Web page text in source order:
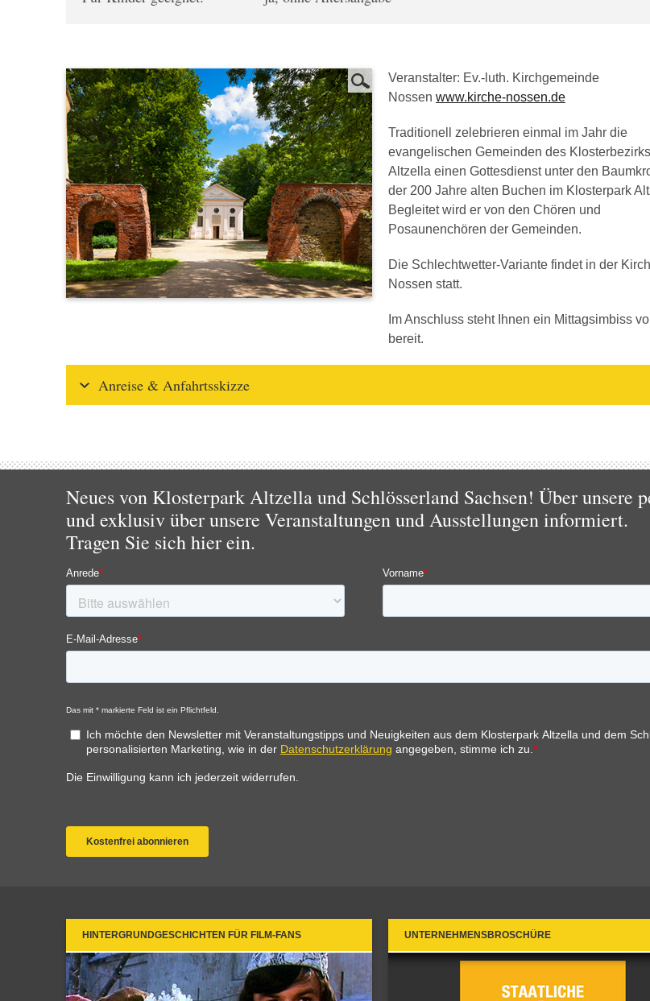
Veranstalter: Ev.-luth. Kirchgemeinde
Nossen www.kirche-nossen.de
Traditionell zelebrieren einmal im Jahr die
evangelischen Gemeinden des Klosterbezirks
Altzella einen Gottesdienst unter den
der 200 Jahre alten Buchen im Klosterpark
Begleitet wird er von den Chören und
Posaunenchören der Gemeinden.
Die Schlechtwetter-Variante findet in der
Nossen statt.
Im Anschluss steht Ihnen ein Mittagsimbiss
bereit.
Anreise & Anfahrtsskizze
Neues von Klosterpark Altzella und Schlösserland Sachsen! Über
und exklusiv über unsere Veranstaltungen und Ausstellungen informiert.
Tragen Sie sich hier ein.
HINTERGRUNDGESCHICHTEN FÜR FILM-FANS UNTERNEHMENSBROSCHÜRE